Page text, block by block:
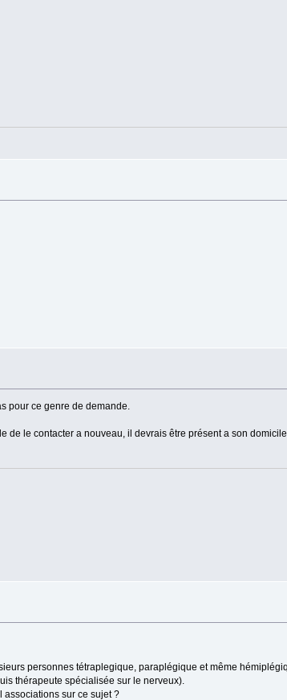
pour ce genre de demande.
de le contacter a nouveau, il devrais être présent a son
personnes tétraplegique, paraplégique et même
thérapeute spécialisée sur le nerveux).
sur ce sujet ?